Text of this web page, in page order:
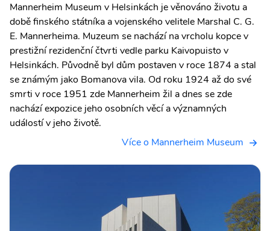
Mannerheim Museum v Helsinkách je věnováno životu a
době finského státníka a vojenského velitele Marshal C. G.
E. Mannerheima. Muzeum se nachází na vrcholu kopce v
prestižní rezidenční čtvrti vedle parku Kaivopuisto v
Helsinkách. Původně byl dům postaven v roce 1874 a stal
se známým jako Bomanova vila. Od roku 1924 až do své
smrti v roce 1951 zde Mannerheim žil a dnes se zde
nachází expozice jeho osobních věcí a významných
událostí v jeho životě.
Více o Mannerheim Museum